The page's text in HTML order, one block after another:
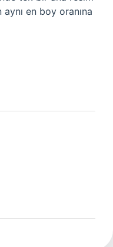
en boy oranına